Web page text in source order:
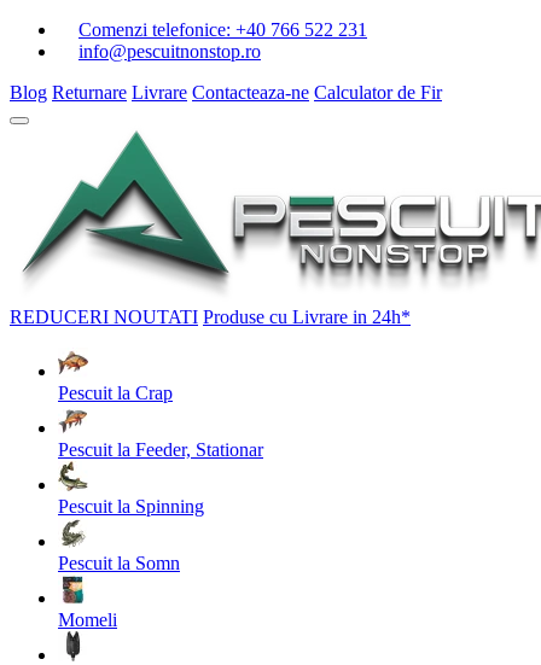
Comenzi telefonice: +40 766 522 231
info@pescuitnonstop.ro
Blog Returnare Livrare Contacteaza-ne Calculator de Fir
REDUCERI NOUTATI Produse cu Livrare in 24h*
Pescuit la Crap
Pescuit la Feeder, Stationar
Pescuit la Spinning
Pescuit la Somn
Momeli